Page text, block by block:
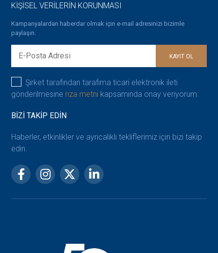
KİŞİSEL VERİLERİN KORUNMASI
Kampanyalardan haberdar olmak için e-mail adresinizi bizimle
paylaşın.
KAYIT OL
Şirket tarafından tarafıma ticari elektronik ileti
gönderilmesine rıza metni kapsamında onay veriyorum.
BİZİ TAKİP EDİN
Haberler, etkinlikler ve ayrıcalıklı tekliflerimiz için bizi takip
edin.